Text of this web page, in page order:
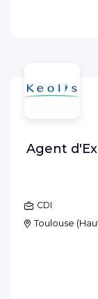
Agent
CDI
Toulouse (